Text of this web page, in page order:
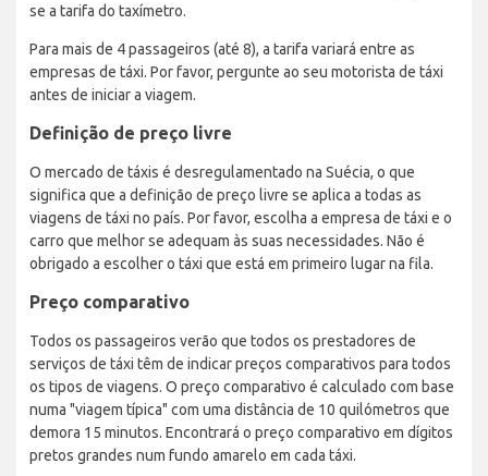
se a tarifa do taxímetro.
Para mais de 4 passageiros (até 8), a tarifa variará entre as
empresas de táxi. Por favor, pergunte ao seu motorista de táxi
antes de iniciar a viagem.
Definição de preço livre
O mercado de táxis é desregulamentado na Suécia, o que
significa que a definição de preço livre se aplica a todas as
viagens de táxi no país. Por favor, escolha a empresa de táxi e o
carro que melhor se adequam às suas necessidades. Não é
obrigado a escolher o táxi que está em primeiro lugar na fila.
Preço comparativo
Todos os passageiros verão que todos os prestadores de
serviços de táxi têm de indicar preços comparativos para todos
os tipos de viagens. O preço comparativo é calculado com base
numa "viagem típica" com uma distância de 10 quilómetros que
demora 15 minutos. Encontrará o preço comparativo em dígitos
pretos grandes num fundo amarelo em cada táxi.